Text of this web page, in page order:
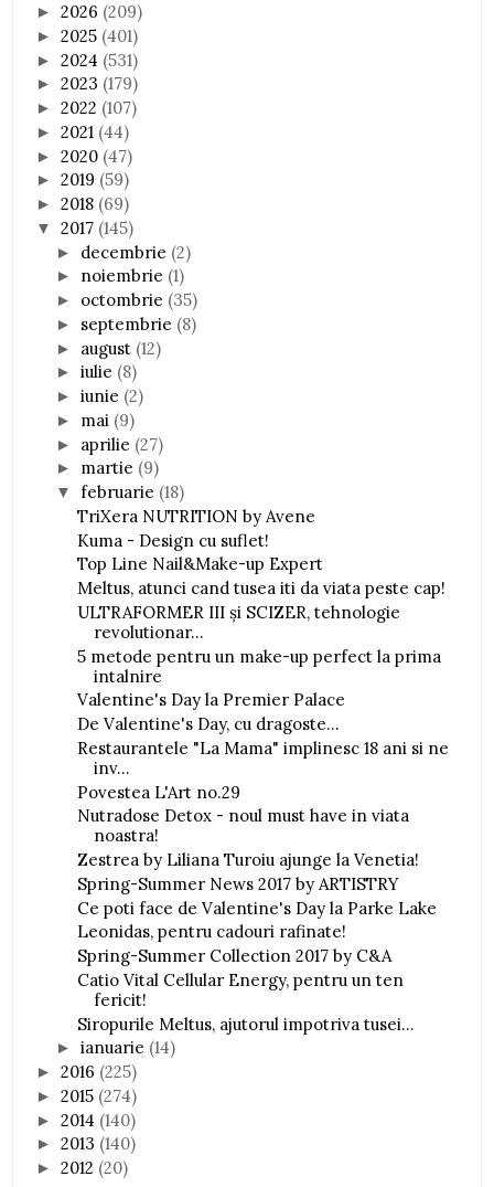
►2026 (209)
►2025 (401)
►2024 (531)
►2023 (179)
►2022 (107)
►2021 (44)
►2020 (47)
►2019 (59)
►2018 (69)
▼2017 (145)
► decembrie (2)
► noiembrie (1)
► octombrie (35)
► septembrie (8)
► august (12)
►iulie (8)
►iunie (2)
► mai (9)
► aprilie (27)
► martie (9)
▼februarie (18)
TriXera NUTRITION by Avene
Kuma - Design cu suflet!
Top Line Nail&Make-up Expert
Meltus, atunci cand tusea iti da viata peste cap!
ULTRAFORMER III și SCIZER, tehnologie
revolutionar...
5 metode pentru un make-up perfect la prima
intalnire
Valentine's Day la Premier Palace
De Valentine's Day, cu dragoste...
Restaurantele "La Mama" implinesc 18 ani si ne
inv...
Povestea L'Art no.29
Nutradose Detox - noul must have in viata
noastra!
Zestrea by Liliana Turoiu ajunge la Venetia!
Spring-Summer News 2017 by ARTISTRY
Ce poti face de Valentine's Day la Parke Lake
Leonidas, pentru cadouri rafinate!
Spring-Summer Collection 2017 by C&A
Catio Vital Cellular Energy, pentru un ten
fericit!
Siropurile Meltus, ajutorul impotriva tusei...
►ianuarie (14)
►2016 (225)
►2015 (274)
►2014 (140)
►2013 (140)
►2012 (20)